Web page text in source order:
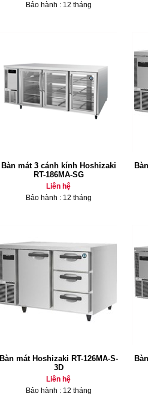
Bảo hành : 12 tháng
Bàn mát 3 cánh kính Hoshizaki
RT-186MA-SG
Liên hệ
Bảo hành : 12 tháng
Bàn mát Hoshizaki RT-126MA-S-
3D
Liên hệ
Bảo hành : 12 tháng